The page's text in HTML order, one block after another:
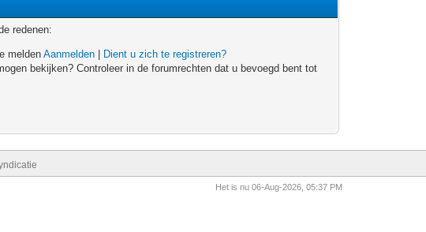
redenen:
meldenAanmelden
Dient u zich te registreren?
bekijken? Controleer in de forumrechten dat u bevoegd bent tot
Het is nu 06-Aug-2026, 05:37 PM